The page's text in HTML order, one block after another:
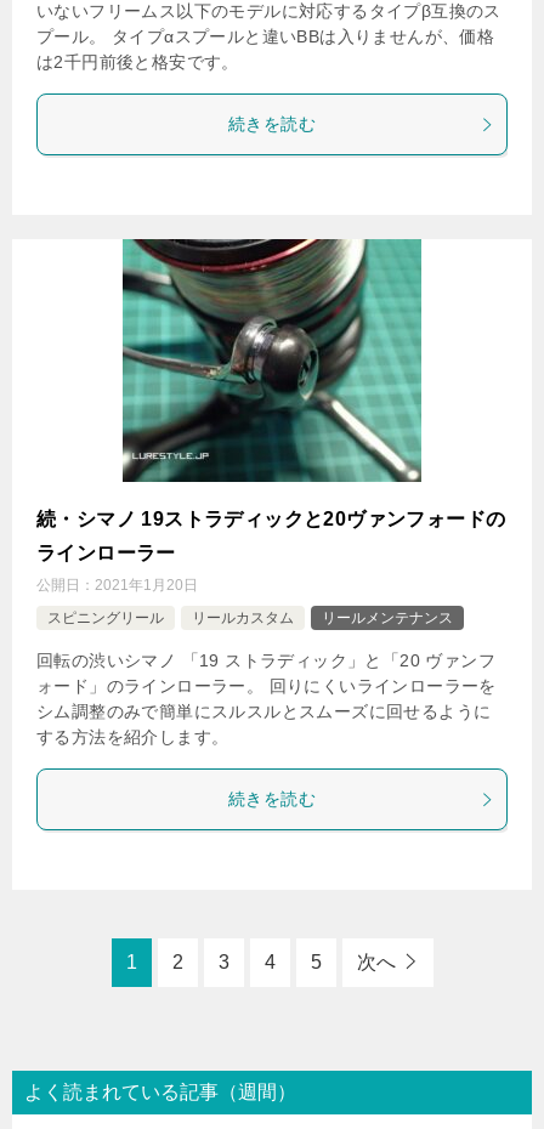
いないフリームス以下のモデルに対応するタイプβ互換のス
プール。 タイプαスプールと違いBBは入りませんが、価格
は2千円前後と格安です。
続きを読む
続・シマノ 19ストラディックと20ヴァンフォードの
ラインローラー
公開日： 2021年1月20日
スピニングリール
リールカスタム リールメンテナンス
回転の渋いシマノ 「19 ストラディック」と「20 ヴァンフ
ォード」のラインローラー。 回りにくいラインローラーを
シム調整のみで簡単にスルスルとスムーズに回せるように
する方法を紹介します。
続きを読む
1 2 3 4 5 次へ
よく読まれている記事（週間）